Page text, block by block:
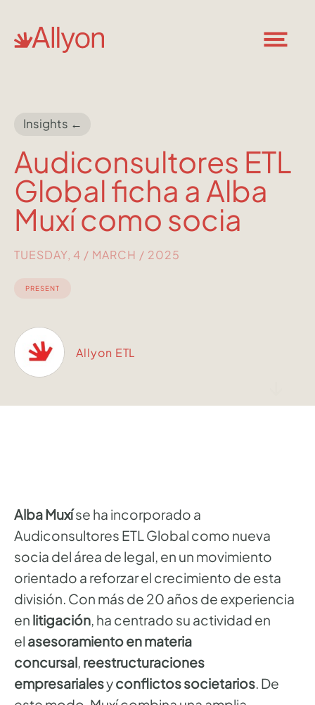
Insights ←
Audiconsultores ETL
Global ficha a Alba
Muxí como socia
TUESDAY, 4 / MARCH / 2025
PRESENT
Allyon ETL
Alba Muxíse ha incorporado a
Audiconsultores ETL Global como nueva
socia del área de legal, en un movimiento
orientado a reforzar el crecimiento de esta
división. Con más de 20 años de experiencia
en litigación, ha centrado su actividad en
el asesoramiento en materia
concursal, reestructuraciones
empresarialesyconflictos societarios. De